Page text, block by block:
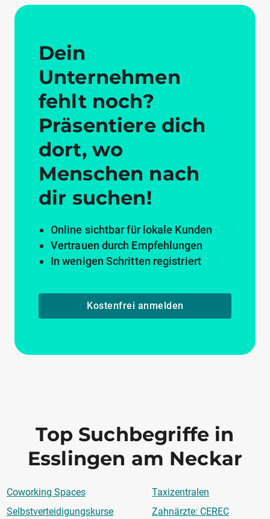
Dein
Unternehmen
fehlt noch?
Präsentiere dich
dort, wo
Menschen nach
dir suchen!
Online sichtbar für lokale Kunden
Vertrauen durch Empfehlungen
In wenigen Schritten registriert
Kostenfrei anmelden
Top Suchbegriffe in
Esslingen am Neckar
Coworking Spaces
Taxizentralen
Selbstverteidigungskurse
Zahnärzte: CEREC